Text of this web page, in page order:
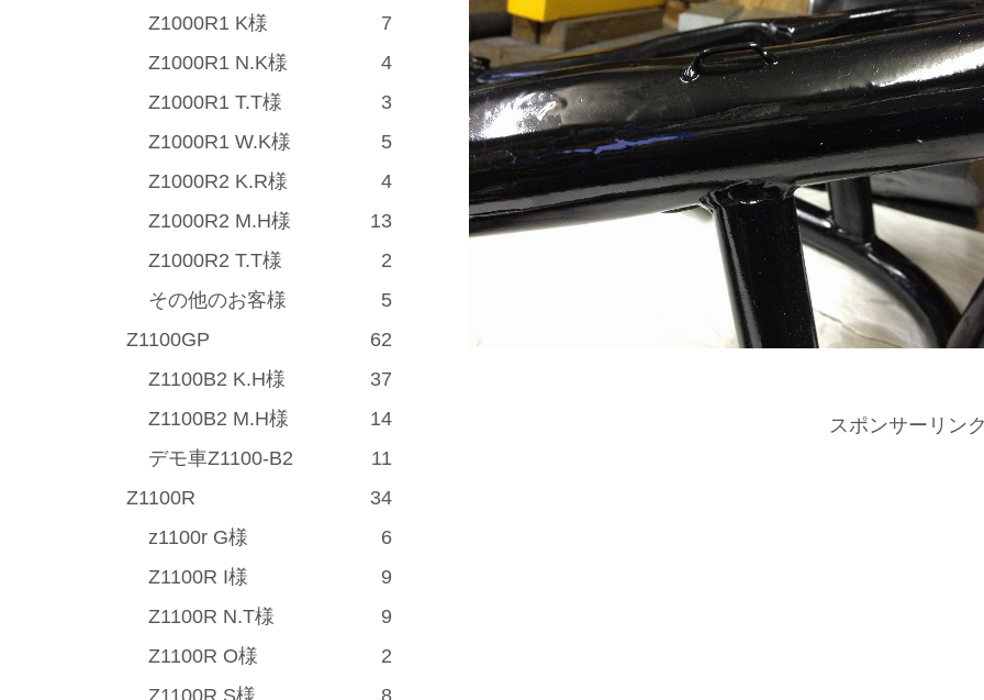
スポンサーリン
Z1000R1 K様
7
Z1000R1 N.K様
4
Z1000R1 T.T様
3
Z1000R1 W.K様
5
Z1000R2 K.R様
4
Z1000R2 M.H様
13
Z1000R2 T.T様
2
その他のお客様
5
Z1100GP
62
Z1100B2 K.H様
37
Z1100B2 M.H様
14
デモ車Z1100-B2
11
Z1100R
34
z1100r G様
6
Z1100R I様
9
Z1100R N.T様
9
Z1100R O様
2
Z1100R S様
8